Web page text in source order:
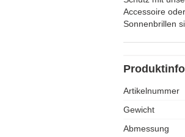
Accessoire
Sonnenbrillen
Artikelnummer
Gewicht
Abmessung